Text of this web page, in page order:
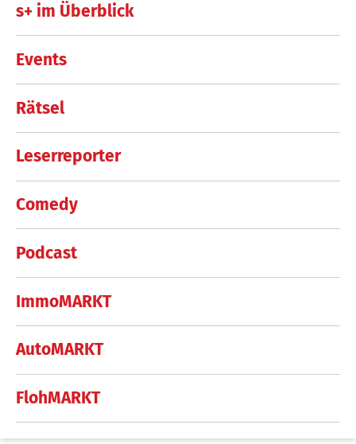
s+ im Überblick
Events
Rätsel
Leserreporter
Comedy
Podcast
ImmoMARKT
AutoMARKT
FlohMARKT